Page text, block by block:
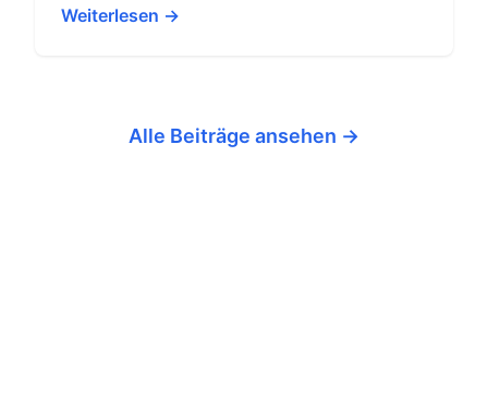
Weiterlesen →
Alle Beiträge ansehen →